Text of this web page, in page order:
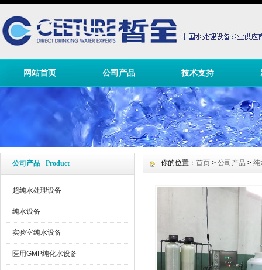
网站首页 公司产品 技术支持
公司产品 Product
超纯水处理设备
纯水设备
实验室纯水设备
医用GMP纯化水设备
你的位置： 首页 > 公司产品 > 纯